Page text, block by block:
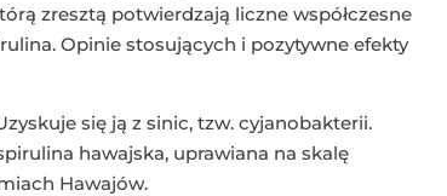
zresztą potwierdzają liczne współczesne
Opinie stosujących i pozytywne efekty
się ją z sinic, tzw. cyjanobakterii.
hawajska, uprawiana na skalę
Hawajów.